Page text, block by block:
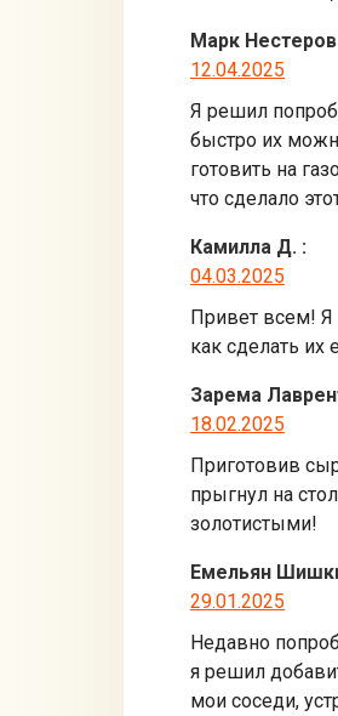
Марк Нестеров
12.04.2025
Я решил
быстро их
готовить на
что сделало
Камилла Д. :
04.03.2025
Привет всем! Я
как сделать
Зарема
18.02.2025
Приготовив
прыгнул на
золотистыми!
Емельян
29.01.2025
Недавно
я решил
мои соседи,